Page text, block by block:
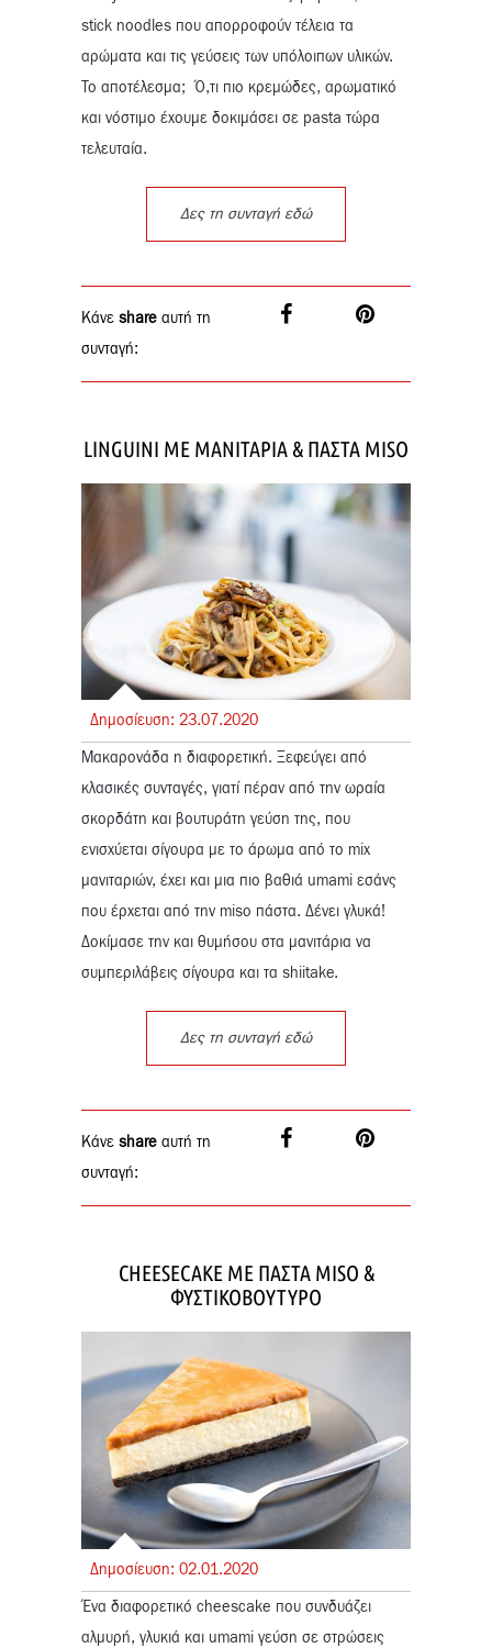
stick noodles που απορροφούν τέλεια τα
αρώματα και τις γεύσεις των υπόλοιπων υλικών.
Το αποτέλεσμα; Ό,τι πιο κρεμώδες, αρωματικό
και νόστιμο έχουμε δοκιμάσει σε pasta τώρα
τελευταία.
Δες τη συνταγή εδώ
Κάνε share αυτή τη
συνταγή:
LINGUINI ΜΕ ΜΑΝΙΤΑΡΙΑ & ΠΑΣΤΑ MISO
Δημοσίευση: 23.07.2020
Μακαρονάδα η διαφορετική. Ξεφεύγει από
κλασικές συνταγές, γιατί πέραν από την ωραία
σκορδάτη και βουτυράτη γεύση της, που
ενισχύεται σίγουρα με το άρωμα από τo mix
μανιταριών, έχει και μια πιο βαθιά umami εσάνς
που έρχεται από την miso πάστα. Δένει γλυκά!
Δοκίμασε την και θυμήσου στα μανιτάρια να
συμπεριλάβεις σίγουρα και τα shiitake.
Δες τη συνταγή εδώ
Κάνε share αυτή τη
συνταγή:
CHEESECAKE ΜΕ ΠΑΣΤΑ MISO &
ΦΥΣΤΙΚΟΒΟΥΤΥΡΟ
Δημοσίευση: 02.01.2020
Ένα διαφορετικό cheescake που συνδυάζει
αλμυρή, γλυκιά και umami γεύση σε στρώσεις